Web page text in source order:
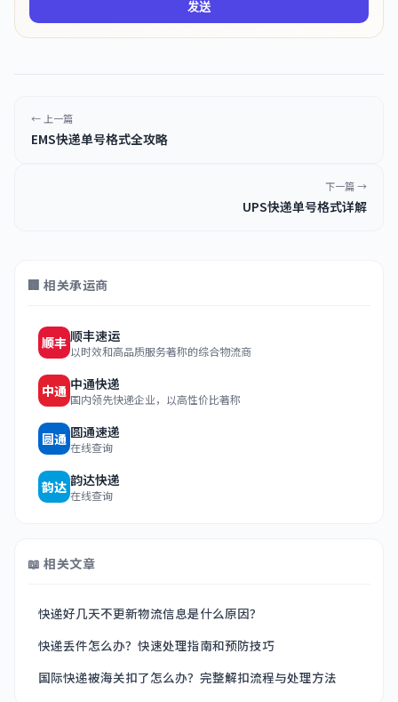
发送
← 上一篇
EMS快递单号格式全攻略
下一篇 →
UPS快递单号格式详解
🏢 相关承运商
顺丰 顺丰速运
以时效和高品质服务著称的综合物流商
中通 中通快递
国内领先快递企业，以高性价比著称
圆通 圆通速递
在线查询
韵达 韵达快递
在线查询
📖 相关文章
快递好几天不更新物流信息是什么原因？
快递丢件怎么办？快速处理指南和预防技巧
国际快递被海关扣了怎么办？完整解扣流程与处理方法